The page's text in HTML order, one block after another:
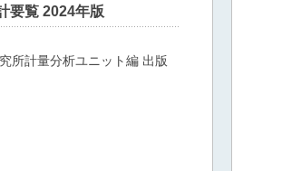
要覧 2024年版
所計量分析ユニット編 出版